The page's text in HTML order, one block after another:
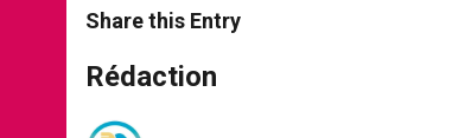
t
s
p
p
s
e
g
e
e
b
o
k
Share this Entry
Rédaction